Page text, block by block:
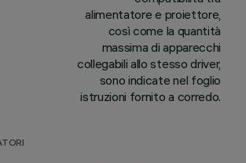
alimentatore e proiettore,
così come la quantità
massima di apparecchi
collegabili allo stesso driver,
sono indicate nel foglio
istruzioni fornito a corredo.